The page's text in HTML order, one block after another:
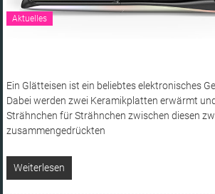
und
Hairdesign
Aktuelles
Ein Glätteisen ist ein beliebtes elektronisches
Dabei werden zwei Keramikplatten erwärmt
Strähnchen für Strähnchen zwischen diesen
zusammengedrückten
Weiterlesen